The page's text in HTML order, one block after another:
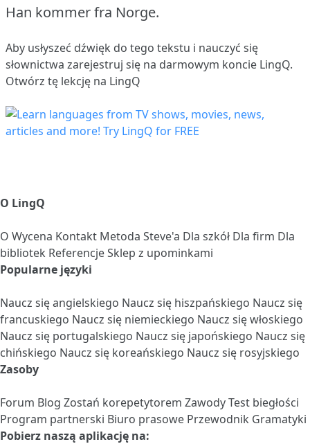
Han kommer fra Norge.
Aby usłyszeć dźwięk do tego tekstu i nauczyć się
słownictwa zarejestruj się na darmowym koncie LingQ.
Otwórz tę lekcję na LingQ
O LingQ
O Wycena Kontakt Metoda Steve'a Dla szkół Dla firm Dla
bibliotek ReferencjeSklep z upominkami
Popularne języki
Naucz się angielskiego Naucz się hiszpańskiego Naucz się
francuskiego Naucz się niemieckiego Naucz się włoskiego
Naucz się portugalskiego Naucz się japońskiego Naucz się
chińskiego Naucz się koreańskiego Naucz się rosyjskiego
Zasoby
Forum Blog Zostań korepetytorem ZawodyTest biegłości
Program partnerski Biuro prasowe Przewodnik Gramatyki
Pobierz naszą aplikację na: